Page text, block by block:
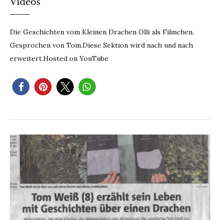
Die Geschichten vom Kleinen Drachen Olli als Filmchen.
Gesprochen von Tom.Diese Sektion wird nach und nach
erweitert.Hosted on YouTube